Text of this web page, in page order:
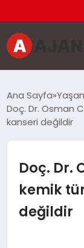
EĞITIM
GENEL
GÜNCEL
Ana Sayfa
Doç. Dr. Osman
kanseri değildir
Doç. Dr.
kemik
değildir